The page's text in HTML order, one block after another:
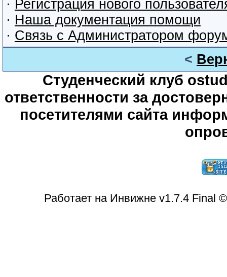
· Регистрация нового
· Наша документация помощи
· Связь с Администратором
<
Студенческий клуб
ответственности за
посетителями сайта
Работает на Инвижне v1.7.4 Final